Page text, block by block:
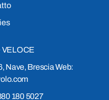
Nave, Brescia Web:
180 5027